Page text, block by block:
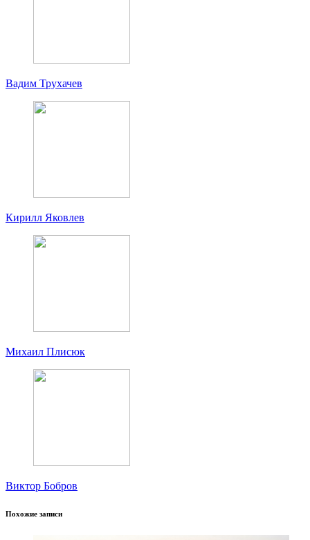
Вадим Трухачев
Кирилл Яковлев
Михаил Плисюк
Виктор Бобров
Похожие записи